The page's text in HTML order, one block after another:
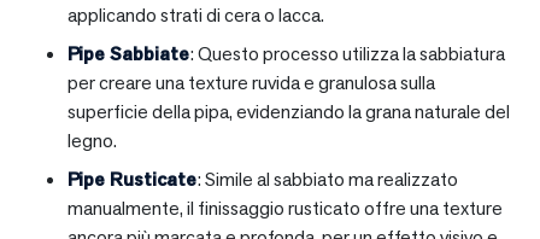
applicando strati di cera o lacca.
Pipe Sabbiate: Questo processo utilizza la sabbiatura
per creare una texture ruvida e granulosa sulla
superficie della pipa, evidenziando la grana naturale del
legno.
Pipe Rusticate: Simile al sabbiato ma realizzato
manualmente, il finissaggio rusticato offre una texture